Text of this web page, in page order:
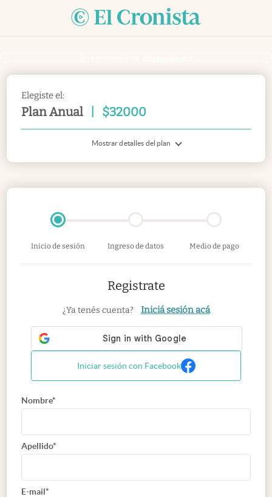
Elegiste el:
Plan Anual $32000
Mostrar detalles del plan
Inicio de sesión Ingreso de datos Medio de pago
Registrate
¿Ya tenés cuenta? Iniciá sesión acá
Iniciar sesión con Facebook
Nombre*
Apellido*
E-mail*